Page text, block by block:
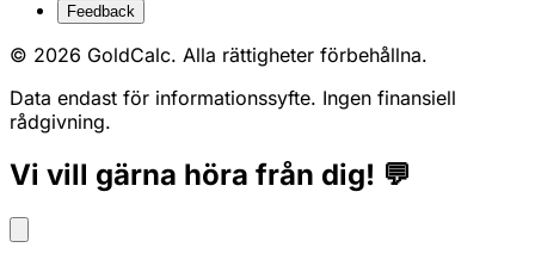
Feedback
© 2026 GoldCalc. Alla rättigheter förbehållna.
Data endast för informationssyfte. Ingen finansiell
rådgivning.
Vi vill gärna höra från dig! 💬